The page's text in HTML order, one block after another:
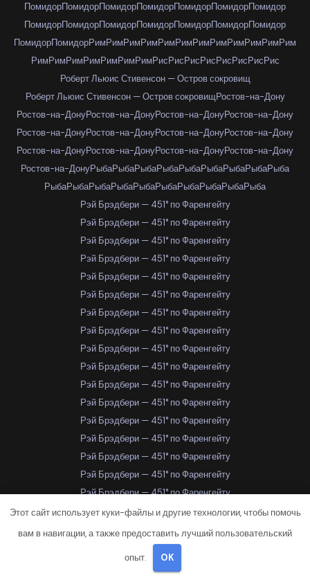
ПомидорПомидорПомидорПомидорПомидорПомидорПомидор
ПомидорПомидорПомидорПомидорПомидорПомидорПомидор
ПомидорПомидорРимРимРимРимРимРимРимРимРимРимРимРим
РимРимРимРимРимРимРимРисРисРисРисРисРисРисРис
Роберт Льюис Стивенсон — Остров сокровищ
Роберт Льюис Стивенсон — Остров сокровищРостов-на-Дону
Ростов-на-ДонуРостов-на-ДонуРостов-на-ДонуРостов-на-Дону
Ростов-на-ДонуРостов-на-ДонуРостов-на-ДонуРостов-на-Дону
Ростов-на-ДонуРостов-на-ДонуРостов-на-ДонуРостов-на-Дону
Ростов-на-ДонуРыбаРыбаРыбаРыбаРыбаРыбаРыбаРыбаРыба
РыбаРыбаРыбаРыбаРыбаРыбаРыбаРыбаРыбаРыба
Рэй Брэдбери — 451° по Фаренгейту
Рэй Брэдбери — 451° по Фаренгейту
Рэй Брэдбери — 451° по Фаренгейту
Рэй Брэдбери — 451° по Фаренгейту
Рэй Брэдбери — 451° по Фаренгейту
Рэй Брэдбери — 451° по Фаренгейту
Рэй Брэдбери — 451° по Фаренгейту
Рэй Брэдбери — 451° по Фаренгейту
Рэй Брэдбери — 451° по Фаренгейту
Рэй Брэдбери — 451° по Фаренгейту
Рэй Брэдбери — 451° по Фаренгейту
Рэй Брэдбери — 451° по Фаренгейту
Рэй Брэдбери — 451° по Фаренгейту
Рэй Брэдбери — 451° по Фаренгейту
Рэй Брэдбери — 451° по Фаренгейту
Рэй Брэдбери — 451° по Фаренгейту
Рэй Брэдбери — 451° по Фаренгейту
Рэй Брэдбери — 451° по Фаренгейту
Рэй Брэдбери — 451° по Фаренгейту
Рэй Брэдбери — 451° по Фаренгейту
Рэй Брэдбери — 451° по Фаренгейту
Этот сайт использует куки-файлы и другие технологии, чтобы помочь
вам в навигации, а также предоставить лучший пользовательский
опыт. OK